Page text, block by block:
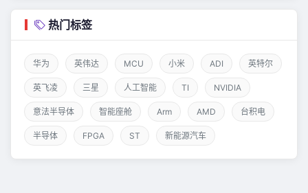
热门标签
华为 英伟达 MCU 小米 ADI 英特尔
英飞凌 三星 人工智能 TI NVIDIA
意法半导体 智能座舱 Arm AMD 台积电
半导体 FPGA ST 新能源汽车